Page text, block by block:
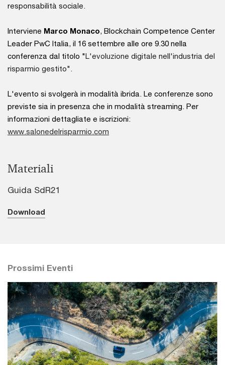
responsabilità sociale.
Interviene Marco Monaco, Blockchain Competence Center
Leader PwC Italia, il 16 settembre alle ore 9.30 nella
conferenza dal titolo "L'evoluzione digitale nell'industria del
risparmio gestito".
L'evento si svolgerà in modalità ibrida. Le conferenze sono
previste sia in presenza che in modalità streaming. Per
informazioni dettagliate e iscrizioni:
www.salonedelrisparmio.com
Materiali
Guida SdR21
Download
Prossimi Eventi